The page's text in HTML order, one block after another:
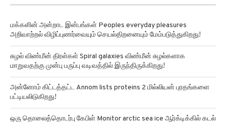
அறிவாற்றல் விழிப்புணர்வையும் செயல்திறனையும் மேம்படுத்துகிறது!
சுழல் விண்மீன் திரள்கள் Spiral galaxies விண்மீன் சுழல்களாக
மாறுவதற்கு முன்பு பருப்பு வடிவத்தில் இருந்திருக்கிறது!
அன்னோம் கிட்டத்தட்ட Annom lists proteins 2 மில்லியன் புரதங்களை
பட்டியலிடுகிறது!
ஒரு தொலைத்தொடர்பு கேபிள் Monitor arctic sea ice ஆர்க்டிக்கில் கடல்
பனியின் அளவைக் கண்காணிக்கப் பயன்படுகிறது!